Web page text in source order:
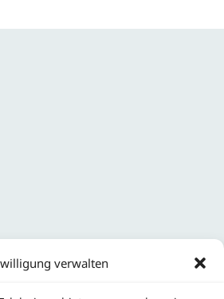
verwalten
Job, bei dem du wirklich